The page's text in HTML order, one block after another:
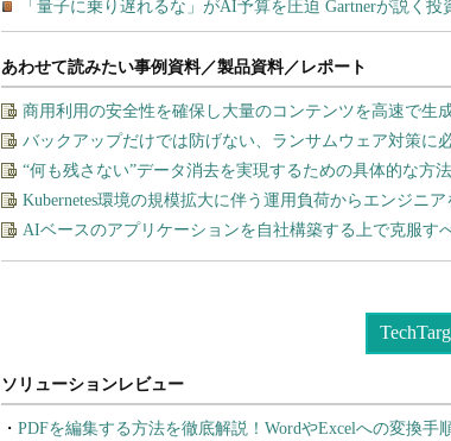
あわせて読みたい事例資料／製品資料／レポート
商用利用の安全性を確保し大量のコンテンツを高速で生
バックアップだけでは防げない、ランサムウェア対策に
“何も残さない”データ消去を実現するための具体的な方法
Kubernetes環境の規模拡大に伴う運用負荷からエンジニ
AIベースのアプリケーションを自社構築する上で克服す
PDFを編集する方法を徹底解説！WordやExcelへの変換手